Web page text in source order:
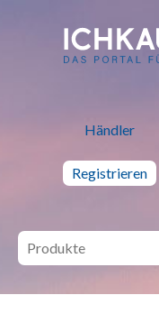
ich kauf
Händler
Registrieren